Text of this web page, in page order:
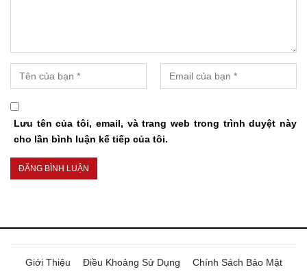
Lưu tên của tôi, email, và trang web trong trình duyệt này
cho lần bình luận kế tiếp của tôi.
Giới Thiệu Điều Khoảng Sử Dụng Chính Sách Bảo Mật